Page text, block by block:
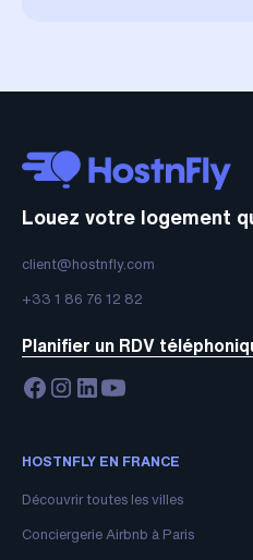
Louez votre logement
client@hostnfly.com
+33 1 86 76 12 82
Planifier un RDV
HOSTNFLY EN FRANCE
Découvrir toutes les villes
Conciergerie Airbnb à Paris